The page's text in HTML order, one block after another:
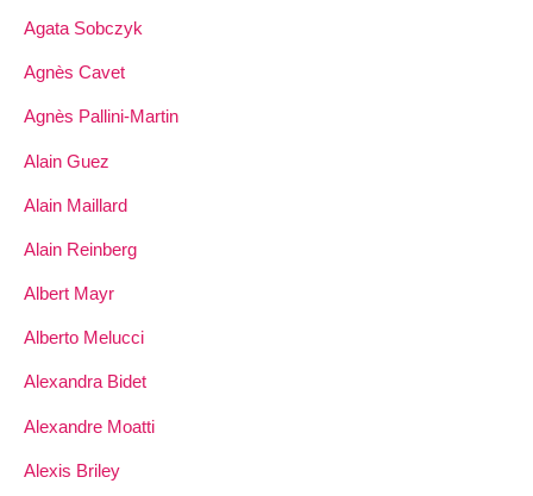
Agata Sobczyk
Agnès Cavet
Agnès Pallini-Martin
Alain Guez
Alain Maillard
Alain Reinberg
Albert Mayr
Alberto Melucci
Alexandra Bidet
Alexandre Moatti
Alexis Briley